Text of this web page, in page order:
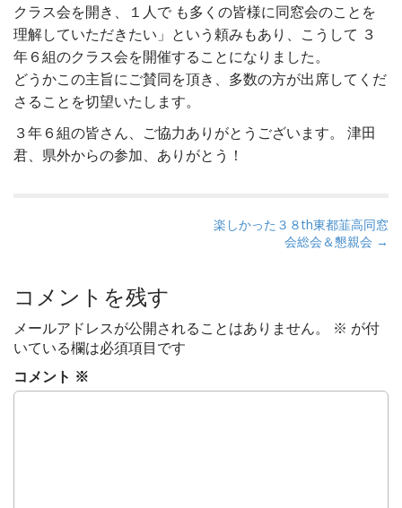
クラス会を開き、１人で も多くの皆様に同窓会のことを
理解していただきたい」という頼みもあり、こうして ３
年６組のクラス会を開催することになりました。
どうかこの主旨にご賛同を頂き、多数の方が出席してくだ
さることを切望いたします。
３年６組の皆さん、ご協力ありがとうございます。 津田
君、県外からの参加、ありがとう！
t
n
a
v
i
楽しかった３８th東都韮高同窓
会総会＆懇親会 →
コメントを残す
メールアドレスが公開されることはありません。 ※ が付
いている欄は必須項目です
コメント ※